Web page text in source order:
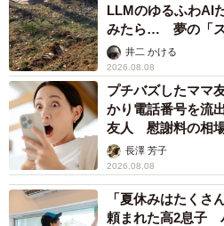
LLMのゆるふわAI
みたら… 夢の「ス
るか井二 かける
2026.08.08
プチバズしたママ
かり電話番号を流
友人 慰謝料の相
解説】長澤 芳子
2026.08.08
「夏休みはたくさ
頼まれた高2息子